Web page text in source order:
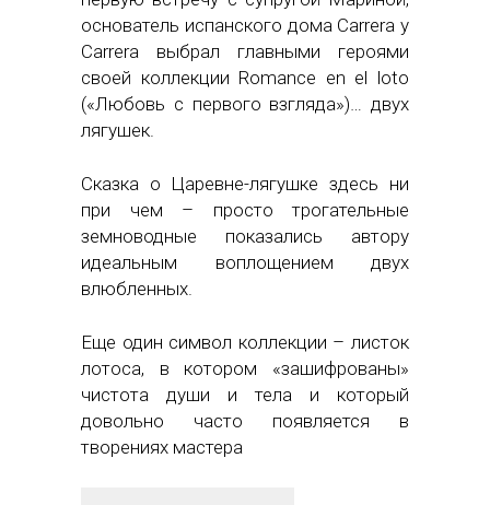
основатель испанского дома Carrera y
Carrera выбрал главными героями
своей коллекции Romance en el loto
(«Любовь с первого взгляда»)… двух
лягушек.
Сказка о Царевне-лягушке здесь ни
при чем – просто трогательные
земноводные показались автору
идеальным воплощением двух
влюбленных.
Еще один символ коллекции – листок
лотоса, в котором «зашифрованы»
чистота души и тела и который
довольно часто появляется в
творениях мастера